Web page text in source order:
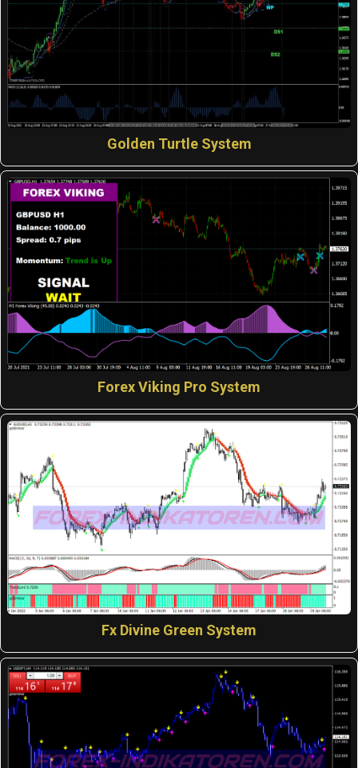
Golden Turtle System
Forex Viking Pro System
Fx Divine Green System